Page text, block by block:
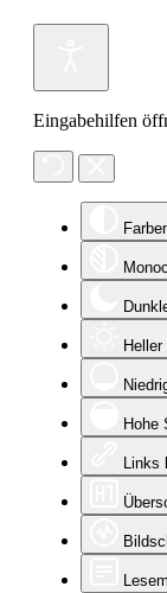
Eingabehilfen
Hohe
Links